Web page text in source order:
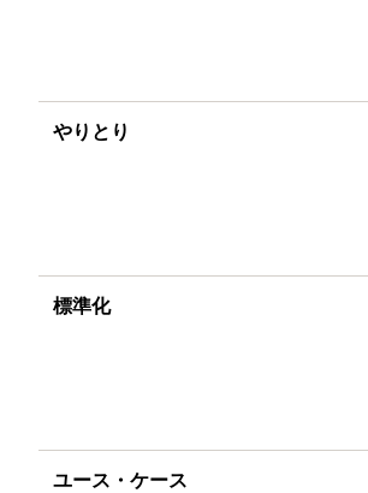
やりとり
標準化
ユース・ケース